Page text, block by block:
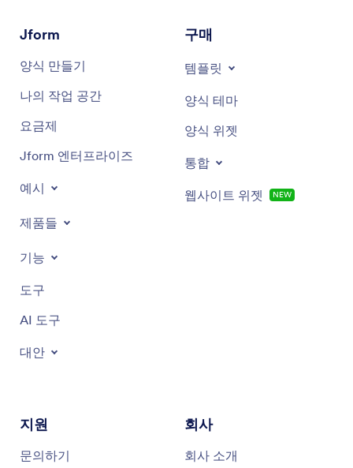
Jform
양식 만들기
나의 작업 공간
요금제
Jform 엔터프라이즈
예시
제품들
기능
도구
AI 도구
대안
구매
템플릿
양식 테마
양식 위젯
통합
웹사이트 위젯 NEW
지원
문의하기
회사
회사 소개